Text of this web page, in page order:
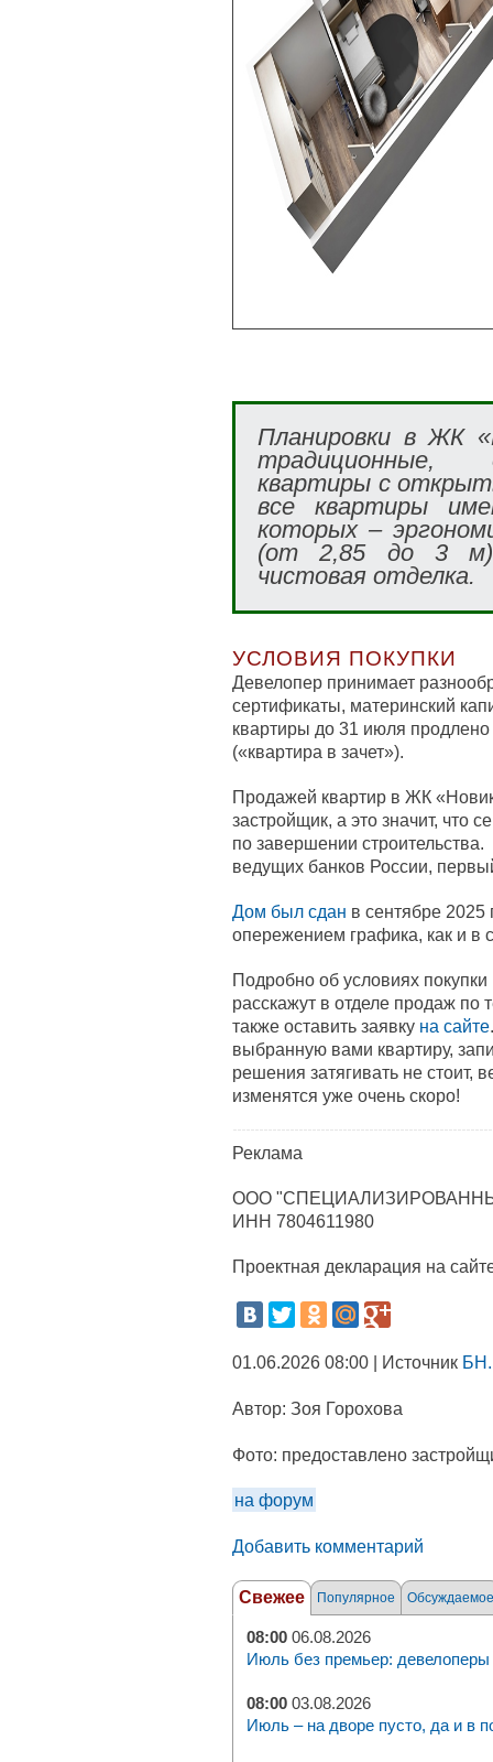
Планировки в ЖК
традиционные,
квартиры с
все квартиры
которых –
(от 2,85 до 3
чистовая отделка.
УСЛОВИЯ ПОКУПКИ
Девелопер принимает
сертификаты, материнский
квартиры до 31 июля
(«квартира в зачет»).
Продажей квартир в ЖК
застройщик, а это значит, что
по завершении
ведущих банков России,
Дом был сдан в сентябре 2025
опережением графика, как и в
Подробно об условиях
расскажут в отделе продаж
также оставить заявку на сайте
выбранную вами квартиру,
решения затягивать не стоит,
изменятся уже очень скоро!
Реклама
ООО
ИНН 7804611980
Проектная декларация на
01.06.2026 08:00 | Источник
Автор: Зоя Горохова
Фото: предоставлено
на форум
Добавить комментарий
Свежее Популярное Обсуждаемое
08:00 06.08.2026
Июль без премьер: девелоперы
08:00 03.08.2026
Июль – на дворе пусто, да и в